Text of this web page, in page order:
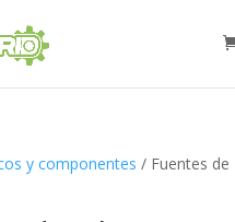
y componentes / Fuentes de